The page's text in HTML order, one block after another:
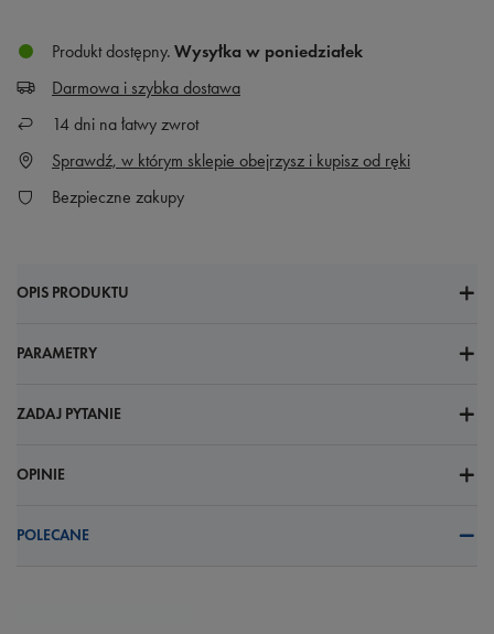
Produkt dostępny Wysyłka w poniedziałek
Darmowa i szybka dostawa
14 dni na łatwy zwrot
Sprawdź, w którym sklepie obejrzysz i kupisz od ręki
Bezpieczne zakupy
OPIS PRODUKTU
PARAMETRY
ZADAJ PYTANIE
OPINIE
POLECANE